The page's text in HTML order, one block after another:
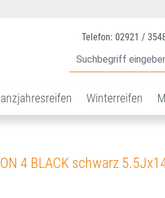
Telefon: 02921 /
Winterreifen
4 BLACK schwarz